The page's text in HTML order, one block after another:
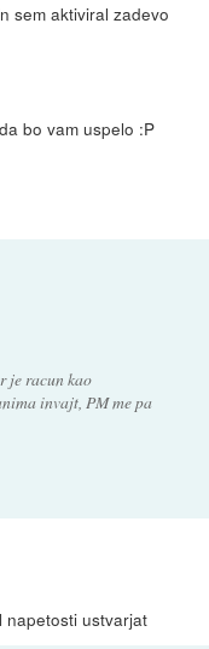
sem aktiviral zadevo
bo vam uspelo :P
je racun kao
invajt, PM me pa
napetosti ustvarjat